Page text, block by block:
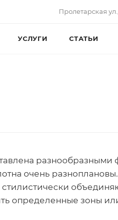
Пролетарская
УСЛУГИ СТАТЬИ
разнообразными
очень
определенные зоны